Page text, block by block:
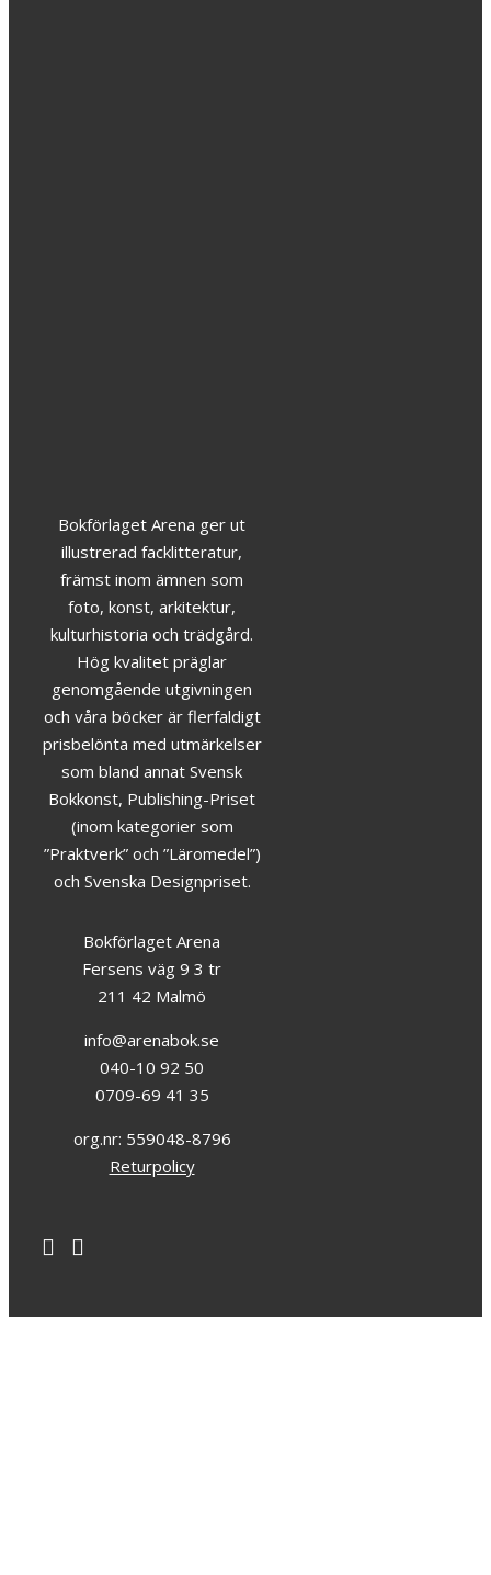
Bokförlaget Arena ger ut
illustrerad facklitteratur,
främst inom ämnen som
foto, konst, arkitektur,
kulturhistoria och trädgård.
Hög kvalitet präglar
genomgående utgivningen
och våra böcker är flerfaldigt
prisbelönta med utmärkelser
som bland annat Svensk
Bokkonst, Publishing-Priset
(inom kategorier som
”Praktverk” och ”Läromedel”)
och Svenska Designpriset.
Bokförlaget Arena
Fersens väg 9 3 tr
211 42 Malmö
info@arenabok.se
040-10 92 50
0709-69 41 35
org.nr: 559048-8796
Returpolicy